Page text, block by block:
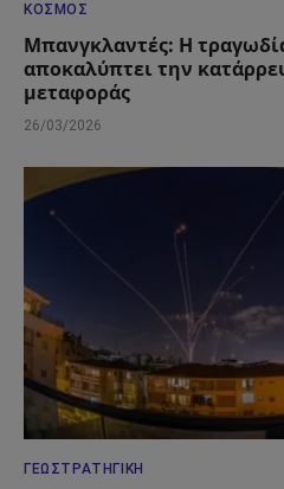
ΚΌΣΜΟΣ
Μπανγκλαντές: Η
αποκαλύπτει την
μεταφοράς
26/03/2026
ΓΕΩΣΤΡΑΤΗΓΙΚΉ